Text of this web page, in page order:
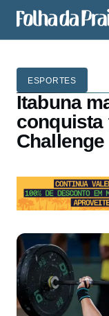
ESPORTES
Itabuna
conquista
Challenge